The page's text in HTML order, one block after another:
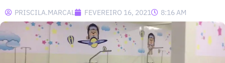
PRISCILA.MARCAL FEVEREIRO 16, 2021 8:16 AM